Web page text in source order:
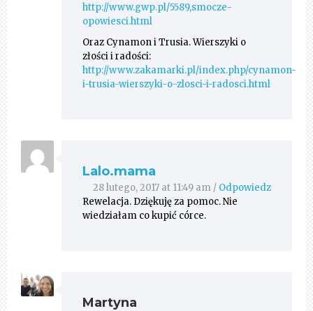
http://www.gwp.pl/5589,smocze-
opowiesci.html
Oraz Cynamon i Trusia. Wierszyki o
złości i radości:
http://www.zakamarki.pl/index.php/cynamon-
i-trusia-wierszyki-o-zlosci-i-radosci.html
Lalo.mama
28 lutego, 2017 at 11:49 am / Odpowiedz
Rewelacja. Dziękuję za pomoc. Nie
wiedziałam co kupić córce.
Martyna